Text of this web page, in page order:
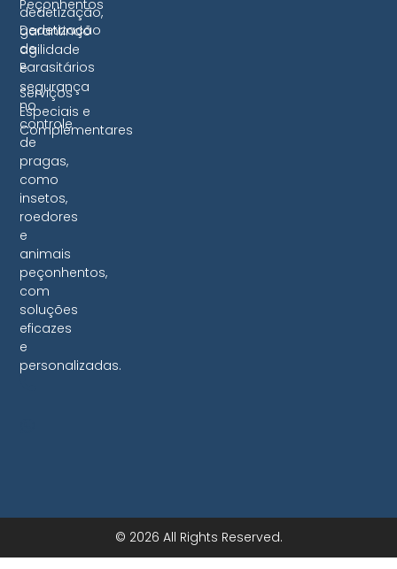
dedetização,
garantindo
agilidade
e
segurança
no
controle
de
pragas,
como
insetos,
roedores
e
animais
peçonhentos,
com
soluções
eficazes
e
personalizadas.
Peçonhentos
Dedetização
de
Parasitários
Serviços
Especiais e
Complementares
© 2026 All Rights Reserved.